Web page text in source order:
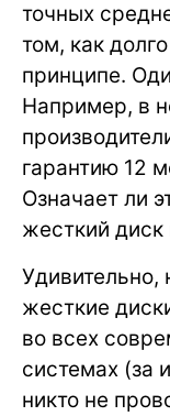
точных
том, как
принципе.
Например, в
гарантию 12
Означает ли
жесткий диск
Удивительно,
жесткие
во всех
системах (за
никто не